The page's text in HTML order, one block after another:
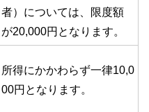
者）については、限度額
が20,000円となります。
所得にかかわらず一律10,0
00円となります。